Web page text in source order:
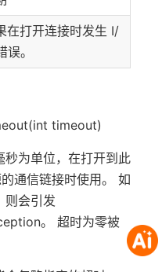
在打开连接时发生 I/
误。
timeout)
秒为单位，在打开到此
通信链接时使用。 如
则会引发
。 超时为零被